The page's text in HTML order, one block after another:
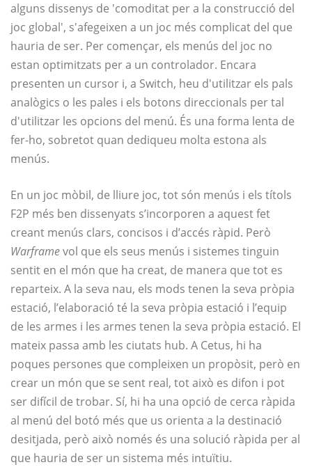
alguns dissenys de 'comoditat per a la construcció del
joc global', s'afegeixen a un joc més complicat del que
hauria de ser. Per començar, els menús del joc no
estan optimitzats per a un controlador. Encara
presenten un cursor i, a Switch, heu d'utilitzar els pals
analògics o les pales i els botons direccionals per tal
d'utilitzar les opcions del menú. És una forma lenta de
fer-ho, sobretot quan dediqueu molta estona als
menús.
En un joc mòbil, de lliure joc, tot són menús i els títols
F2P més ben dissenyats s’incorporen a aquest fet
creant menús clars, concisos i d’accés ràpid. Però
Warframevol que els seus menús i sistemes tinguin
sentit en el món que ha creat, de manera que tot es
reparteix. A la seva nau, els mods tenen la seva pròpia
estació, l’elaboració té la seva pròpia estació i l’equip
de les armes i les armes tenen la seva pròpia estació. El
mateix passa amb les ciutats hub. A Cetus, hi ha
poques persones que compleixen un propòsit, però en
crear un món que se sent real, tot això es difon i pot
ser difícil de trobar. Sí, hi ha una opció de cerca ràpida
al menú del botó més que us orienta a la destinació
desitjada, però això només és una solució ràpida per al
que hauria de ser un sistema més intuïtiu.